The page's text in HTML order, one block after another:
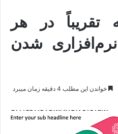
تقریباً در هر
شدن
خواندن این مطلب 4 دقیقه زمان میبرد